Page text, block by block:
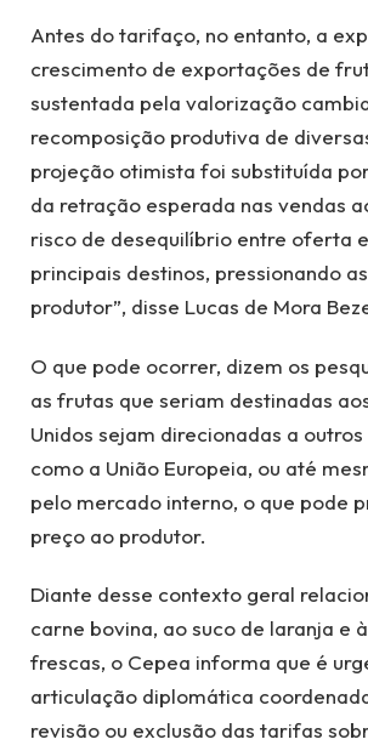
Antes do tarifaço, no entanto, a
crescimento de exportações de
sustentada pela valorização
recomposição produtiva de
projeção otimista foi substituída
da retração esperada nas vendas
risco de desequilíbrio entre oferta
principais destinos, pressionando
produtor”, disse Lucas de Mora
O que pode ocorrer, dizem os
as frutas que seriam destinadas
Unidos sejam direcionadas a
como a União Europeia, ou até
pelo mercado interno, o que pode
preço ao produtor.
Diante desse contexto geral
carne bovina, ao suco de laranja e
frescas, o Cepea informa que é
articulação diplomática
revisão ou exclusão das tarifas